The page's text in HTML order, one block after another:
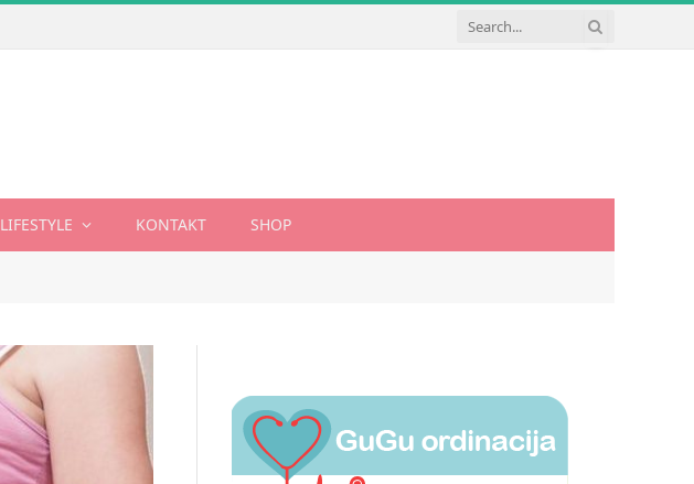
LIFESTYLE KONTAKT SHOP